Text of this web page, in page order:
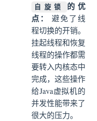
自旋锁
的优
点：
避免了线
程切换的开销。
挂起线程和恢复
线程的操作都需
要转入内核态中
完成，这些操作
给Java虚拟机的
并发性能带来了
很大的压力。